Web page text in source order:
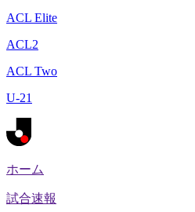
ACL Elite
ACL2
ACL Two
U-21
ホーム
試合速報